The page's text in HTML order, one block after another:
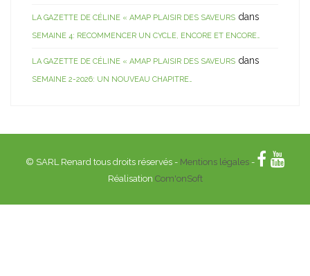
LA GAZETTE DE CÉLINE « AMAP PLAISIR DES SAVEURS dans
SEMAINE 4: RECOMMENCER UN CYCLE, ENCORE ET ENCORE…
LA GAZETTE DE CÉLINE « AMAP PLAISIR DES SAVEURS dans
SEMAINE 2-2026: UN NOUVEAU CHAPITRE…
© SARL Renard tous droits réservés - Mentions légales-
Réalisation Com'onSoft